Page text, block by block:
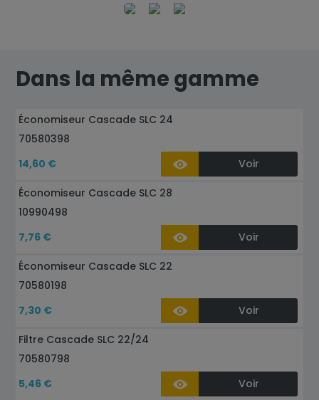
Dans la même gamme
Économiseur Cascade SLC 24
70580398
14,60 €
Voir
Économiseur Cascade SLC 28
10990498
7,76 €
Voir
Économiseur Cascade SLC 22
70580198
7,30 €
Voir
Filtre Cascade SLC 22/24
70580798
5,46 €
Voir